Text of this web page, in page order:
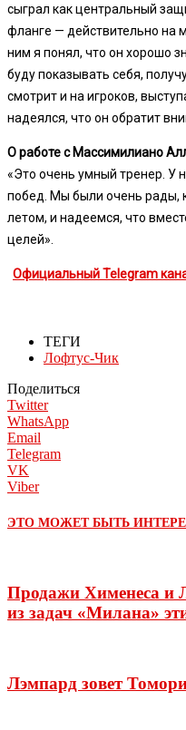
сыграл как центральный
фланге — действительно на
ним я понял, что он хорошо
буду показывать себя,
смотрит и на игроков,
надеялся, что он обратит
О работе с Массимилиано
«Это очень умный тренер. У
побед. Мы были очень рады,
летом, и надеемся, что
целей».
Официальный Telegram
ТЕГИ
Лофтус-Чик
Поделиться
Twitter
WhatsApp
Email
Telegram
VK
Viber
ЭТО МОЖЕТ БЫТЬ
Продажи Хименеса и
из задач «Милана»
Лэмпард зовет